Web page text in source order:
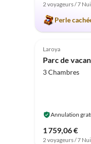
2 voyageurs / 7
Perle
4.0 (2)
Laroya
3 Chambres
Annulation
1 759,06 €
2 voyageurs / 7